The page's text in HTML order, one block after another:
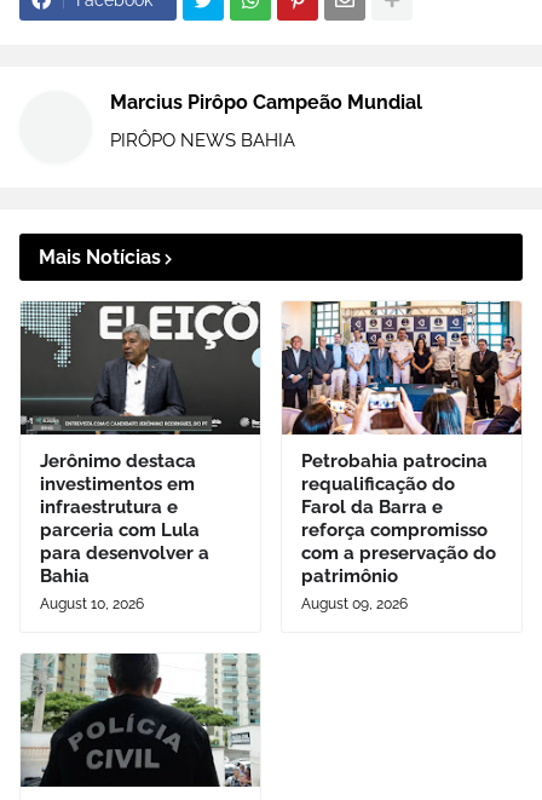
Marcius Pirôpo Campeão Mundial
PIRÔPO NEWS BAHIA
Mais Notícias
Jerônimo destaca
investimentos em
infraestrutura e
parceria com Lula
para desenvolver a
Bahia
August 10, 2026
Petrobahia patrocina
requalificação do
Farol da Barra e
reforça compromisso
com a preservação do
patrimônio
August 09, 2026